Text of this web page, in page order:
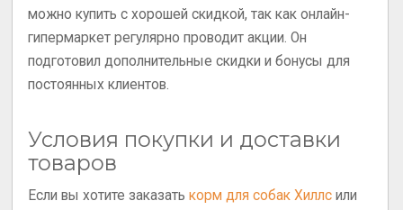
можно купить с хорошей скидкой, так как онлайн-
гипермаркет регулярно проводит акции. Он
подготовил дополнительные скидки и бонусы для
постоянных клиентов.
Условия покупки и доставки
товаров
Если вы хотите заказатькорм для собак Хиллс или